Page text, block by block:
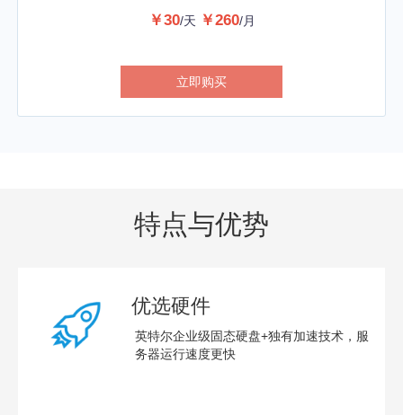
￥30/天 ￥260/月
立即购买
特点与优势
优选硬件
英特尔企业级固态硬盘+独有加速技术，服
务器运行速度更快